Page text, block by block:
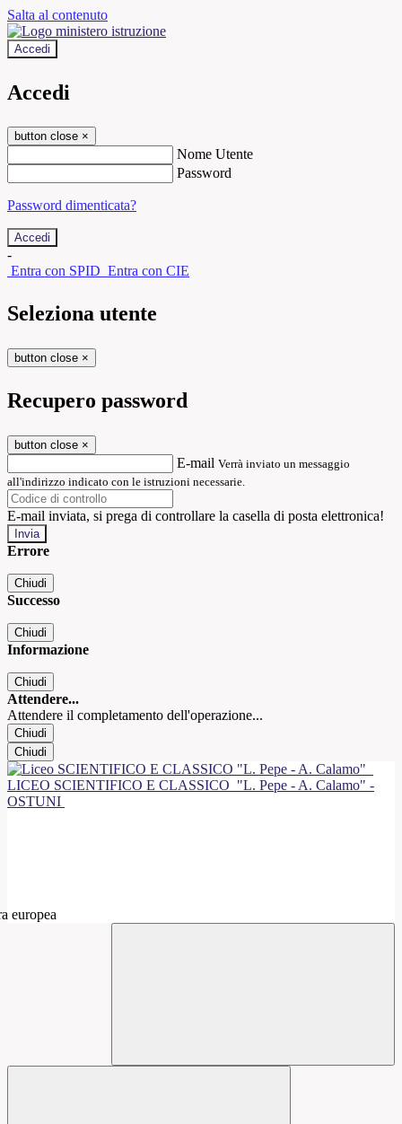
Salta al contenuto
Accedi
Accedi
button close ×
Nome Utente
Password
Password dimenticata?
-
Entra con SPID Entra con CIE
Seleziona utente
button close ×
Recupero password
button close ×
E-mail Verrà inviato un messaggio
all'indirizzo indicato con le istruzioni necessarie.
E-mail inviata, si prega di controllare la casella di posta elettronica!
Errore
Chiudi
Successo
Chiudi
Informazione
Chiudi
Attendere...
Attendere il completamento dell'operazione...
Chiudi
Chiudi
LICEO SCIENTIFICO E CLASSICO "L. Pepe - A. Calamo" -
OSTUNI